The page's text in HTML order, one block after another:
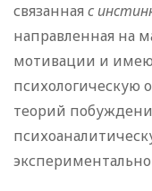
связанная с
направленная на
мотивации и
психологическую
теорий